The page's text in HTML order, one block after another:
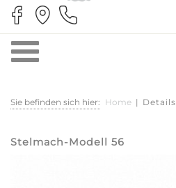
Sie befinden sich hier: Home | Details
Stelmach-Modell 56